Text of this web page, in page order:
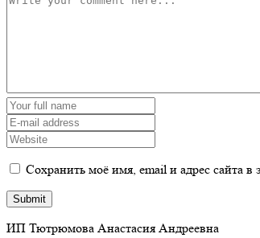
Сохранить моё имя, email и адрес сайта
ИП Тютрюмова Анастасия Андреевна